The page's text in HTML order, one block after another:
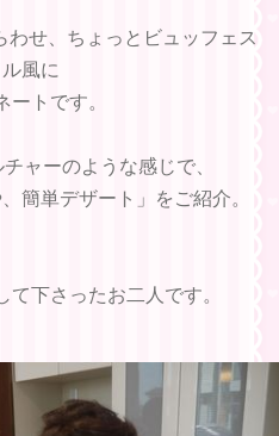
せ、ちょっとビュッフェス
風に
ートです。
ャーのような感じで、
簡単デザート」をご紹介。
下さったお二人です。